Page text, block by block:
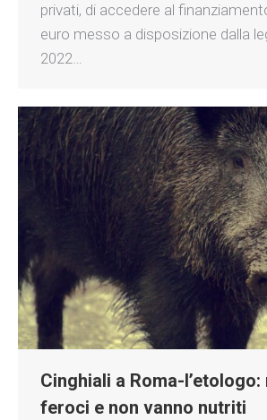
privati, di accedere al
euro messo a disposizione dalla
2022…
Cinghiali a Roma-
feroci e non vanno nutriti